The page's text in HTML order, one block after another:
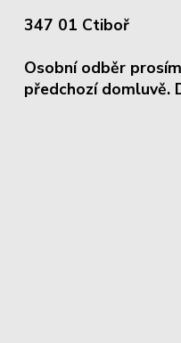
347 01 Ctiboř
Osobní odběr
předchozí domluvě.